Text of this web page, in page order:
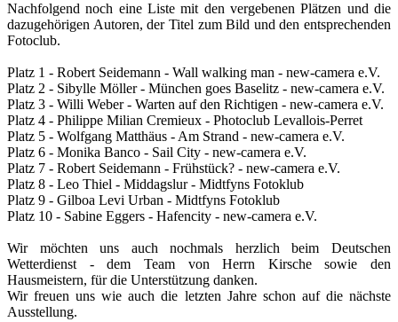
Nachfolgend noch eine Liste mit den vergebenen Plätzen und die
dazugehörigen Autoren, der Titel zum Bild und den entsprechenden
Fotoclub.
Platz 1 - Robert Seidemann - Wall walking man - new-camera e.V.
Platz 2 - Sibylle Möller - München goes Baselitz - new-camera e.V.
Platz 3 - Willi Weber - Warten auf den Richtigen - new-camera e.V.
Platz 4 - Philippe Milian Cremieux - Photoclub Levallois-Perret
Platz 5 - Wolfgang Matthäus - Am Strand - new-camera e.V.
Platz 6 - Monika Banco - Sail City - new-camera e.V.
Platz 7 - Robert Seidemann - Frühstück? - new-camera e.V.
Platz 8 - Leo Thiel - Middagslur - Midtfyns Fotoklub
Platz 9 - Gilboa Levi Urban - Midtfyns Fotoklub
Platz 10 - Sabine Eggers - Hafencity - new-camera e.V.
Wir möchten uns auch nochmals herzlich beim Deutschen
Wetterdienst - dem Team von Herrn Kirsche sowie den
Hausmeistern, für die Unterstützung danken.
Wir freuen uns wie auch die letzten Jahre schon auf die nächste
Ausstellung.